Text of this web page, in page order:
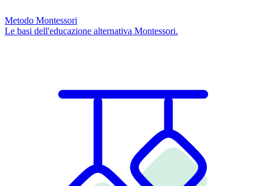
Metodo Montessori
Le basi dell'educazione alternativa Montessori.